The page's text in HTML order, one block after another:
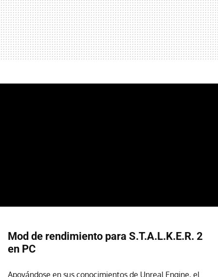
Mod de rendimiento para S.T.A.L.K.E.R. 2
en PC
Apoyándose en sus conocimientos de Unreal Engine, el